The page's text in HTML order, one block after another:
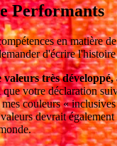
Performants
en matière
d'écrire
très
votre déclaration
couleurs «
devrait